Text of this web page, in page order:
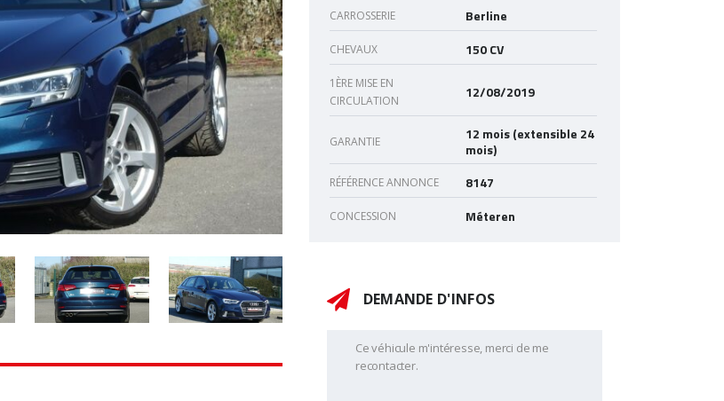
CARROSSERIE Berline
CHEVAUX 150 CV
1ÈRE MISE EN
CIRCULATION
12/08/2019
GARANTIE
12 mois (extensible 24
mois)
RÉFÉRENCE ANNONCE 8147
CONCESSION Méteren
DEMANDE D'INFOS